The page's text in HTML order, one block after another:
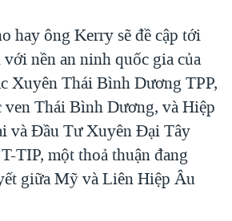
hay ông Kerry sẽ đề cập tới
nền an ninh quốc gia của
Xuyên Thái Bình Dương TPP,
ven Thái Bình Dương, và Hiệp
và Đầu Tư Xuyên Đại Tây
TIP, một thoả thuận đang
giữa Mỹ và Liên Hiệp Âu